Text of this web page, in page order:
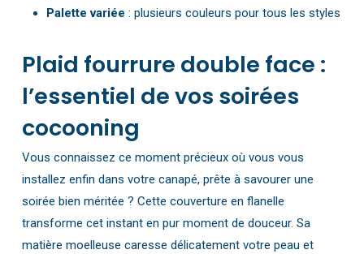
Palette variée : plusieurs couleurs pour tous les styles
Plaid fourrure double face :
l’essentiel de vos soirées
cocooning
Vous connaissez ce moment précieux où vous vous
installez enfin dans votre canapé, prête à savourer une
soirée bien méritée ? Cette couverture en flanelle
transforme cet instant en pur moment de douceur. Sa
matière moelleuse caresse délicatement votre peau et